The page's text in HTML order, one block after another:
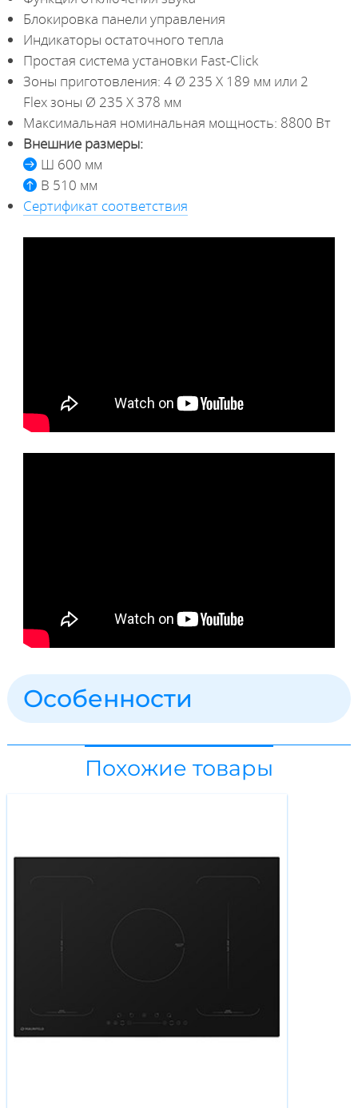
Блокировка панели управления
Индикаторы остаточного тепла
Простая система установки Fast-Click
Зоны приготовления: 4 Ø 235 X 189 мм или 2
Flex зоны Ø 235 X 378 мм
Максимальная номинальная мощность: 8800 Вт
Внешние размеры:
Ш 600 мм
В 510 мм
Сертификат соответствия
Особенности
Похожие товары